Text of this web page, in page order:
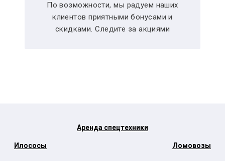
По возможности, мы радуем наших
клиентов приятными бонусами и
скидками. Следите за акциями
Илососы
Аренда спецтехники
Ломовозы